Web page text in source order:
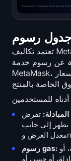
تعتمد تكاليف MetaMask على الإجراء. يجب على
عن رسوم خدمة
MetaMask، ورسوم مزودي الخدمات، وعروض أسعار
تفرض MetaMask Swaps رسوم MetaMask
تظهر إلى جانب
رسوم gas: